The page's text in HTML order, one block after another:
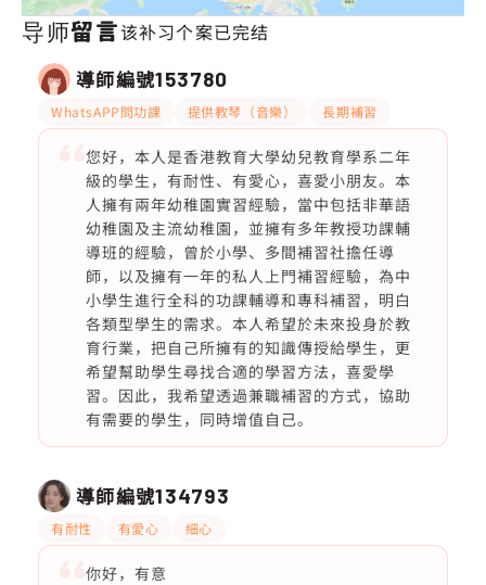
导师留言该补习个案已完结
導師編號153780
WhatsAPP問功課 提供教琴（音樂） 長期補習
您好，本人是香港教育大學幼兒教育學系二年
級的學生，有耐性、有愛心，喜愛小朋友。本
人擁有兩年幼稚園實習經驗，當中包括非華語
幼稚園及主流幼稚園，並擁有多年教授功課輔
導班的經驗，曾於小學、多間補習社擔任導
師，以及擁有一年的私人上門補習經驗，為中
小學生進行全科的功課輔導和專科補習，明白
各類型學生的需求。本人希望於未來投身於教
育行業，把自己所擁有的知識傳授給學生，更
希望幫助學生尋找合適的學習方法，喜愛學
習。因此，我希望透過兼職補習的方式，協助
有需要的學生，同時增值自己。
導師編號134793
有耐性 有愛心 細心
你好，有意